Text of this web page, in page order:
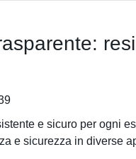
e sicuro per ogni
e sicurezza in diverse